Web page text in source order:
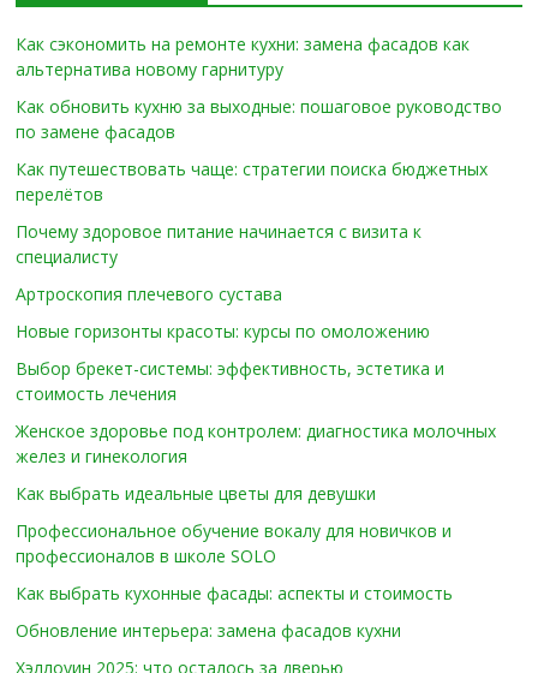
Как сэкономить на ремонте кухни: замена фасадов как
альтернатива новому гарнитуру
Как обновить кухню за выходные: пошаговое руководство
по замене фасадов
Как путешествовать чаще: стратегии поиска бюджетных
перелётов
Почему здоровое питание начинается с визита к
специалисту
Артроскопия плечевого сустава
Новые горизонты красоты: курсы по омоложению
Выбор брекет-системы: эффективность, эстетика и
стоимость лечения
Женское здоровье под контролем: диагностика молочных
желез и гинекология
Как выбрать идеальные цветы для девушки
Профессиональное обучение вокалу для новичков и
профессионалов в школе SOLO
Как выбрать кухонные фасады: аспекты и стоимость
Обновление интерьера: замена фасадов кухни
Хэллоуин 2025: что осталось за дверью